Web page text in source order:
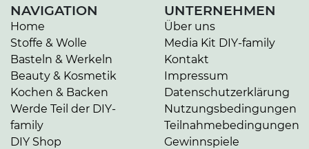
NAVIGATION
Home
Stoffe & Wolle
Basteln & Werkeln
Beauty & Kosmetik
Kochen & Backen
Werde Teil der DIY-
family
DIY Shop
UNTERNEHMEN
Über uns
Media Kit DIY-family
Kontakt
Impressum
Datenschutzerklärung
Nutzungsbedingungen
Teilnahmebedingungen
Gewinnspiele